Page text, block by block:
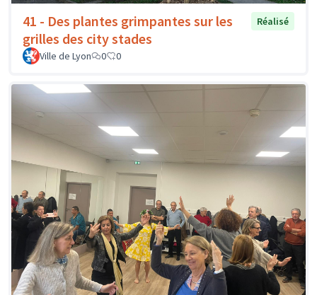
41 - Des plantes grimpantes sur les
grilles des city stades
Réalisé
Ville de Lyon 0 0